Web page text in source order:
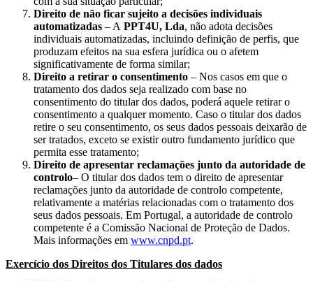
Direito de não ficar sujeito a decisões individuais
automatizadas – A PPT4U, Lda, não adota decisões
individuais automatizadas, incluindo definição de perfis, que
produzam efeitos na sua esfera jurídica ou o afetem
significativamente de forma similar;
Direito a retirar o consentimento – Nos casos em que o
tratamento dos dados seja realizado com base no
consentimento do titular dos dados, poderá aquele retirar o
consentimento a qualquer momento. Caso o titular dos dados
retire o seu consentimento, os seus dados pessoais deixarão de
ser tratados, exceto se existir outro fundamento jurídico que
permita esse tratamento;
Direito de apresentar reclamações junto da autoridade de
controlo– O titular dos dados tem o direito de apresentar
reclamações junto da autoridade de controlo competente,
relativamente a matérias relacionadas com o tratamento dos
seus dados pessoais. Em Portugal, a autoridade de controlo
competente é a Comissão Nacional de Proteção de Dados.
Mais informações em www.cnpd.pt.
Exercício dos Direitos dos Titulares dos dados